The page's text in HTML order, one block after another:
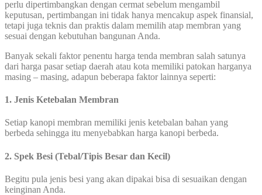
perlu dipertimbangkan dengan cermat sebelum mengambil
keputusan, pertimbangan ini tidak hanya mencakup aspek finansial,
tetapi juga teknis dan praktis dalam memilih atap membran yang
sesuai dengan kebutuhan bangunan Anda.
Banyak sekali faktor penentu harga tenda membran salah satunya
dari harga pasar setiap daerah atau kota memiliki patokan harganya
masing – masing, adapun beberapa faktor lainnya seperti:
1. Jenis Ketebalan Membran
Setiap kanopi membran memiliki jenis ketebalan bahan yang
berbeda sehingga itu menyebabkan harga kanopi berbeda.
2. Spek Besi (Tebal/Tipis Besar dan Kecil)
Begitu pula jenis besi yang akan dipakai bisa di sesuaikan dengan
keinginan Anda.